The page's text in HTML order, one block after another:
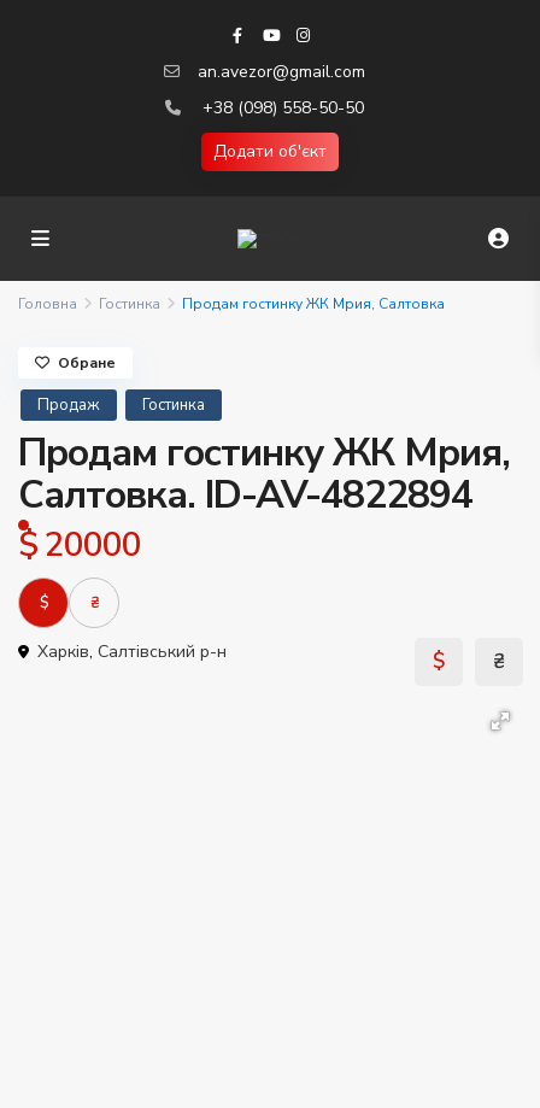
an.avezor@gmail.com
+38 (098) 558-50-50
Додати об'єкт
Головна Гостинка Продам гостинку ЖК Мрия, Салтовка
Продаж Гостинка
Продам гостинку ЖК Мрия,
Салтовка. ID-AV-4822894
$ 20000
$ ₴
Харків, Салтівський р-н
Обране
$ ₴